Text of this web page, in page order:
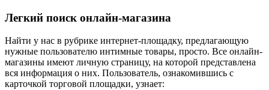
Легкий поиск онлайн-магазина
Найти у нас в рубрике интернет-площадку, предлагающую
нужные пользователю интимные товары, просто. Все онлайн-
магазины имеют личную страницу, на которой представлена
вся информация о них. Пользователь, ознакомившись с
карточкой торговой площадки, узнает: